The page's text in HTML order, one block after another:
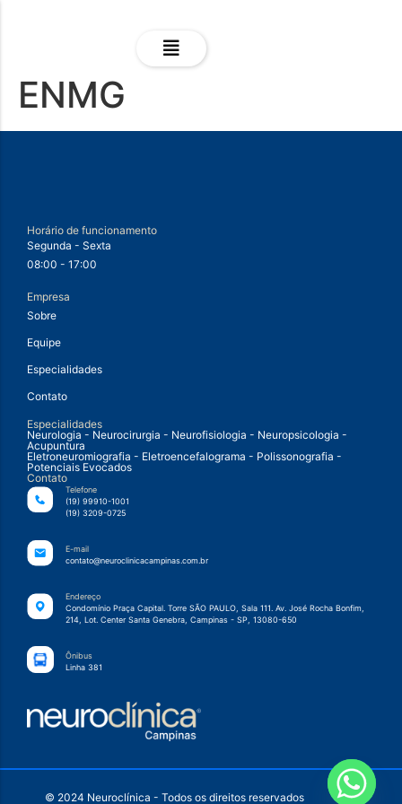
ENMG
Horário de funcionamento
Segunda - Sexta
08:00 - 17:00
Empresa
Sobre
Equipe
Especialidades
Contato
Especialidades
Neurologia - Neurocirurgia - Neurofisiologia - Neuropsicologia -
Acupuntura
Eletroneuromiografia - Eletroencefalograma - Polissonografia -
Potenciais Evocados
Contato
Telefone
(19) 99910-1001
(19) 3209-0725
E-mail
contato@neuroclinicacampinas.com.br
Endereço
Condomínio Praça Capital. Torre SÃO PAULO, Sala 111. Av. José Rocha Bonfim,
214, Lot. Center Santa Genebra, Campinas - SP, 13080-650
Ônibus
Linha 381
© 2024 Neuroclínica - Todos os direitos reservados